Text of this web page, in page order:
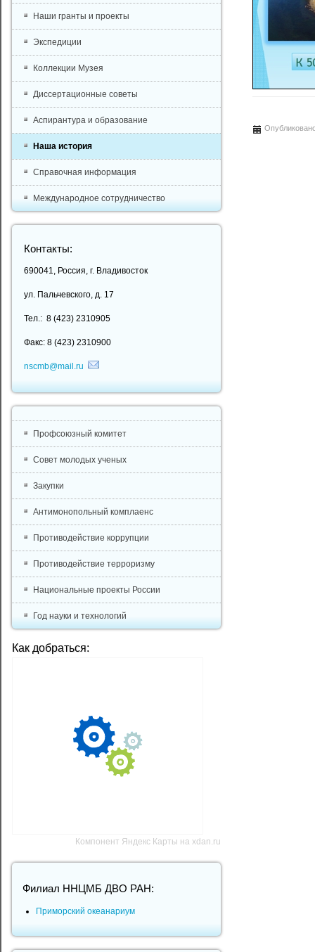
Наши гранты и проекты
Экспедиции
Коллекции Музея
Диссертационные советы
Аспирантура и образование
Наша история
Справочная информация
Международное сотрудничество
Контакты:
690041, Россия, г. Владивосток
ул. Пальчевского, д. 17
Тел.: 8 (423) 2310905
Факс: 8 (423) 2310900
nscmb@mail.ru
Профсоюзный комитет
Совет молодых ученых
Закупки
Антимонопольный комплаенс
Противодействие коррупции
Противодействие терроризму
Национальные проекты России
Год науки и технологий
Как добраться:
Компонент Яндекс Карты на xdan.ru
Филиал ННЦМБ ДВО РАН:
Приморский океанариум